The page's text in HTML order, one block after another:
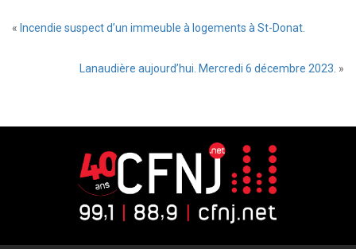
« Incendie suspect d’un immeuble à logements à St-Donat.
Lanaudière aujourd’hui. Mercredi 6 décembre 2023. »